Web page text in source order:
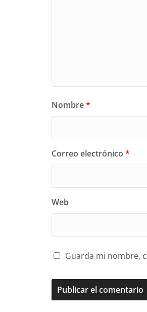
Nombre*
Correo electrónico *
Web
Guarda mi nombre,